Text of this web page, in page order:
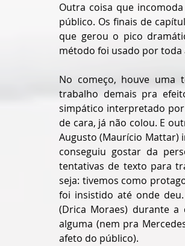
Outra coisa que
público. Os finais de
que gerou o pico
método foi usado por toda
No começo, houve uma
trabalho demais pra
simpático interpretado
de cara, já não colou. E
Augusto (Maurício Mattar)
conseguiu gostar da
tentativas de texto para
seja: tivemos como
foi insistido até onde
(Drica Moraes) durante
alguma (nem pra
afeto do público).